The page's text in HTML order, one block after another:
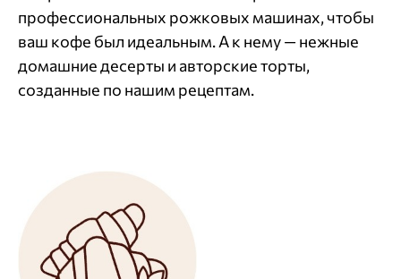
профессиональных рожковых машинах, чтобы
ваш кофе был идеальным. А к нему — нежные
домашние десерты и авторские торты,
созданные по нашим рецептам.